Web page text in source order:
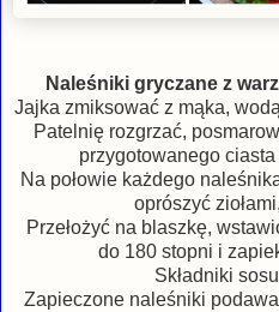
Naleśniki gryczane z
Jajka zmiksować z mąka,
Patelnię rozgrzać,
przygotowanego
Na połowie każdego
oprószyć
Przełożyć na blaszkę,
do 180 stopni i
Składniki
Zapieczone naleśniki